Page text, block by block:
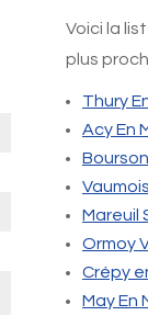
Voici la
plus
Thury
Acy En
Mareuil
Ormoy
Crépy
May En